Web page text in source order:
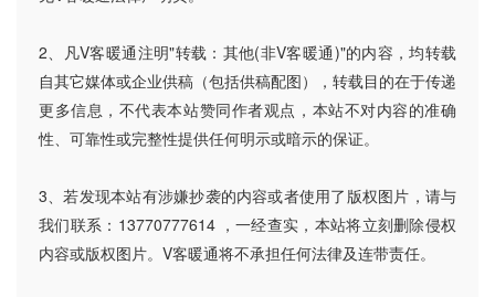
2、凡V客暖通注明"转载：其他(非V客暖通)"的内容，均转载
自其它媒体或企业供稿（包括供稿配图），转载目的在于传递
更多信息，不代表本站赞同作者观点，本站不对内容的准确
性、可靠性或完整性提供任何明示或暗示的保证。
3、若发现本站有涉嫌抄袭的内容或者使用了版权图片，请与
我们联系：13770777614 ，一经查实，本站将立刻删除侵权
内容或版权图片。V客暖通将不承担任何法律及连带责任。